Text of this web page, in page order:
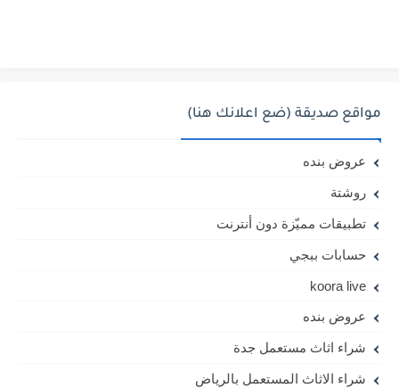
مواقع صديقة (ضع اعلانك هنا)
عروض بنده
روشتة
تطبيقات مميّزة دون أنترنت
حسابات ببجي
koora live
عروض بنده
شراء اثاث مستعمل جدة
شراء الاثاث المستعمل بالرياض